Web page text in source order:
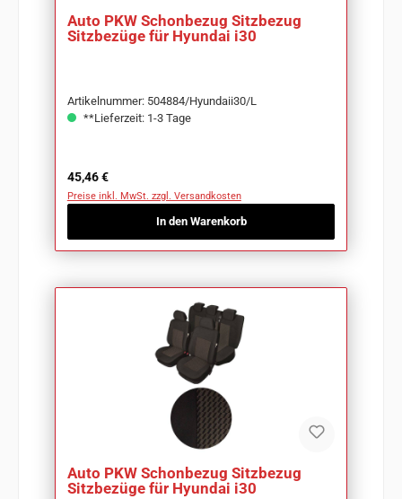
Auto PKW Schonbezug Sitzbezug
Sitzbezüge für Hyundai i30
Artikelnummer: 504884/Hyundaii30/L
**Lieferzeit: 1-3 Tage
Regulärer Preis:
45,46 €
Preise inkl. MwSt. zzgl. Versandkosten
In den Warenkorb
Auto PKW Schonbezug Sitzbezug
Sitzbezüge für Hyundai i30